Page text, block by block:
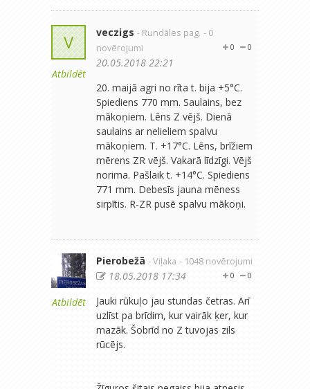
V
Atbildēt
veczigs - Rundāles pag. - 0
novērojumi
0
0
20.05.2018 22:21
20. maijā agri no rīta t. bija +5°C.
Spiediens 770 mm. Saulains, bez
mākoņiem. Lēns Z vējš. Dienā
saulains ar nelieliem spalvu
mākoņiem. T. +17°C. Lēns, brīžiem
mērens ZR vējš. Vakarā līdzīgi. Vējš
norima. Pašlaik t. +14°C. Spiediens
771 mm. Debesīs jauna mēness
sirpītis. R-ZR pusē spalvu mākoņi.
Atbildēt
Pierobežā - Viļaka - 1048 novērojumi
0
0
18.05.2018 17:34
Jauki rūkuļo jau stundas četras. Arī
uzlīst pa brīdim, kur vairāk ķer, kur
mazāk. Šobrīd no Z tuvojas zils
rūcējs.